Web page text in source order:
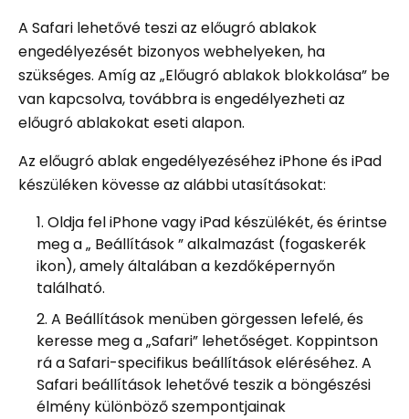
A Safari lehetővé teszi az előugró ablakok
engedélyezését bizonyos webhelyeken, ha
szükséges. Amíg az „Előugró ablakok blokkolása” be
van kapcsolva, továbbra is engedélyezheti az
előugró ablakokat eseti alapon.
Az előugró ablak engedélyezéséhez iPhone és iPad
készüléken kövesse az alábbi utasításokat:
Oldja fel iPhone vagy iPad készülékét, és érintse
meg a „ Beállítások ” alkalmazást (fogaskerék
ikon), amely általában a kezdőképernyőn
található.
A Beállítások menüben görgessen lefelé, és
keresse meg a „Safari” lehetőséget. Koppintson
rá a Safari-specifikus beállítások eléréséhez. A
Safari beállítások lehetővé teszik a böngészési
élmény különböző szempontjainak